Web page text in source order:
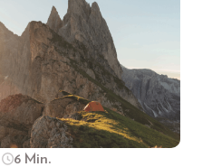
6 Min.